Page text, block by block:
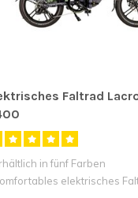
Faltrad
in fünf Farben
elektrisches